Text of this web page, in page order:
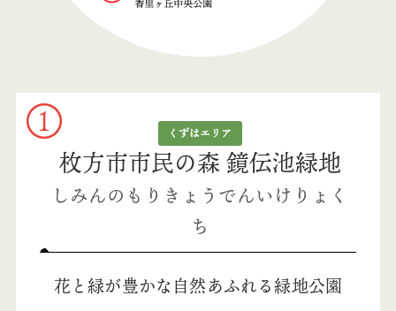
くずはエリア
枚方市市民の森 鏡伝池緑地
しみんのもりきょうでんいけりょく
ち
花と緑が豊かな自然あふれる緑地公園